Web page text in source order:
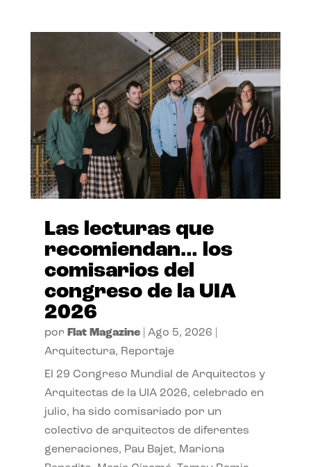
Las lecturas que
recomiendan… los
comisarios del
congreso de la UIA
2026
por Flat Magazine| Ago 5, 2026
Arquitectura, Reportaje
El 29 Congreso Mundial de Arquitectos y
Arquitectas de la UIA 2026, celebrado en
julio, ha sido comisariado por un
colectivo de arquitectos de diferentes
generaciones, Pau Bajet, Mariona